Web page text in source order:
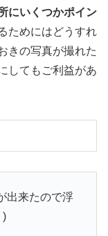
にいくつかポイン
ためにはどうすれ
きの写真が撮れた
してもご利益があ
出来たので浮
)